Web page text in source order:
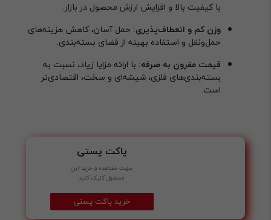
با کیفیت بالا و افزایش ارزش محصول در بازار.
وزن کم و انعطاف‌پذیری: حمل آسان، کاهش هزینه‌های
حمل‌ونقل و استفاده بهینه از فضای بسته‌بندی.
قیمت مقرون به صرفه: با ارائه مزایا زیاد، نسبت به
بسته‌بندی‌های فلزی، شیشه‌ای و سخت، اقتصادی‌تر
است.
پاکت پستی
جهت مشاهده و خرید این
محصول کلیک کنید
خرید پاکت پستی